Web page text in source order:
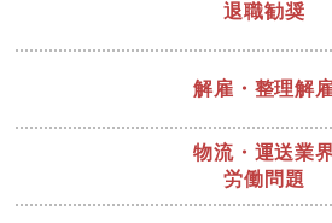
退職勧奨
解雇・整理解
物流・運送業
労働問題